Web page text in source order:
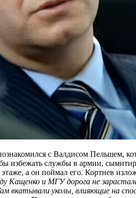
с Валдисом Пельшем,
избежать службы в армии,
а он поймал его. Кортнев
Кащенко и МГУ дорога не
вкатывали уколы, влияющие на